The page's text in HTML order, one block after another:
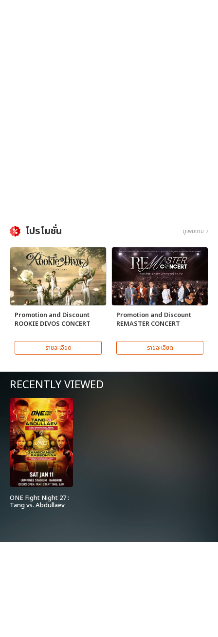
โปรโมชั่น ดูเพิ่มเติม
Promotion and Discount
ROOKIE DIVOS CONCERT
รายละเอียด
Promotion and Discount
REMASTER CONCERT
รายละเอียด
RECENTLY VIEWED
ONE Fight Night 27 :
Tang vs. Abdullaev